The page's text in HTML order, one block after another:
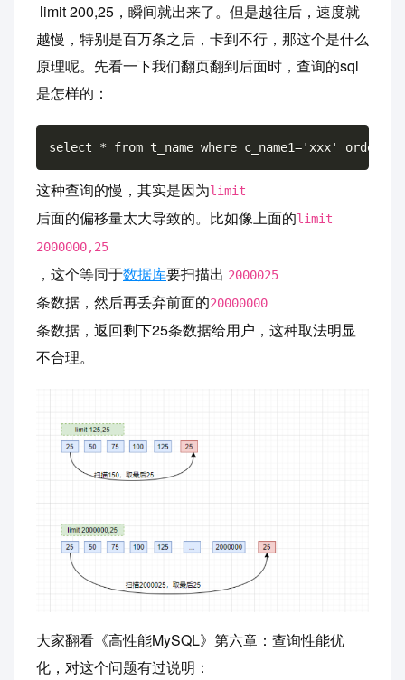
limit 200,25，瞬间就出来了。但是越往后，速度就
越慢，特别是百万条之后，卡到不行，那这个是什么
原理呢。先看一下我们翻页翻到后面时，查询的sql
是怎样的：
这种查询的慢，其实是因为limit
后面的偏移量太大导致的。比如像上面的limit
2000000,25
，这个等同于数据库要扫描出 2000025
条数据，然后再丢弃前面的20000000
条数据，返回剩下25条数据给用户，这种取法明显
不合理。
大家翻看《高性能MySQL》第六章：查询性能优
化，对这个问题有过说明：